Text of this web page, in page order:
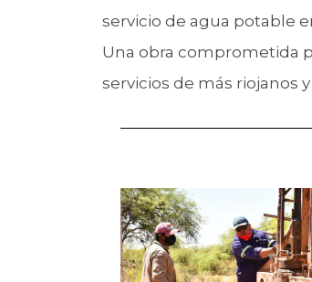
servicio de agua potable
Una obra comprometida
servicios de más riojanos y